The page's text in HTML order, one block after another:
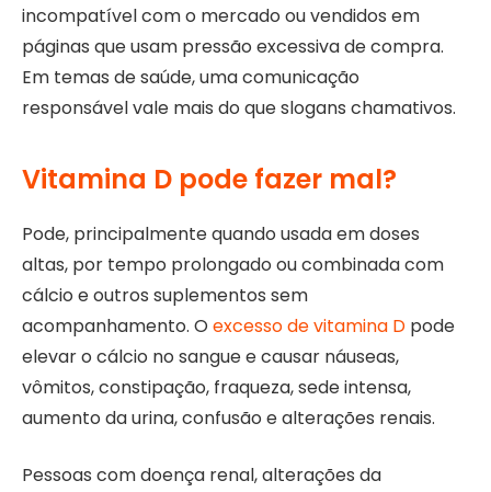
incompatível com o mercado ou vendidos em
páginas que usam pressão excessiva de compra.
Em temas de saúde, uma comunicação
responsável vale mais do que slogans chamativos.
Vitamina D pode fazer mal?
Pode, principalmente quando usada em doses
altas, por tempo prolongado ou combinada com
cálcio e outros suplementos sem
acompanhamento. O excesso de vitamina D pode
elevar o cálcio no sangue e causar náuseas,
vômitos, constipação, fraqueza, sede intensa,
aumento da urina, confusão e alterações renais.
Pessoas com doença renal, alterações da